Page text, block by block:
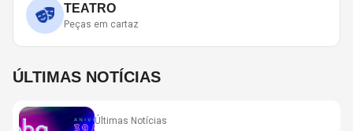
TEATRO
Peças em cartaz
ÚLTIMAS NOTÍCIAS
Últimas Notícias